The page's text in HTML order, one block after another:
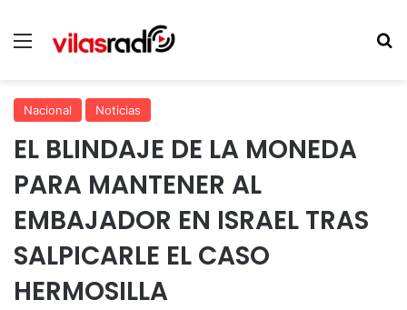
Menú
Nacional Noticias
EL BLINDAJE DE LA MONEDA
PARA MANTENER AL
EMBAJADOR EN ISRAEL TRAS
SALPICARLE EL CASO
HERMOSILLA